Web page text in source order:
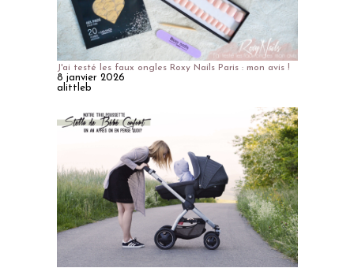
J'ai testé les faux ongles Roxy Nails Paris : mon avis !
8 janvier 2026
alittleb